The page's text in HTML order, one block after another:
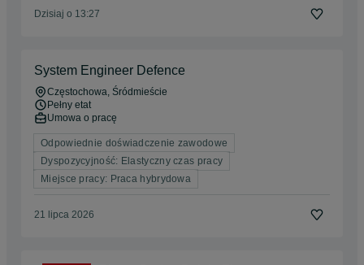
Dzisiaj o 13:27
System Engineer Defence
Częstochowa, Śródmieście
Pełny etat
Umowa o pracę
Odpowiednie doświadczenie zawodowe
Dyspozycyjność: Elastyczny czas pracy
Miejsce pracy: Praca hybrydowa
21 lipca 2026